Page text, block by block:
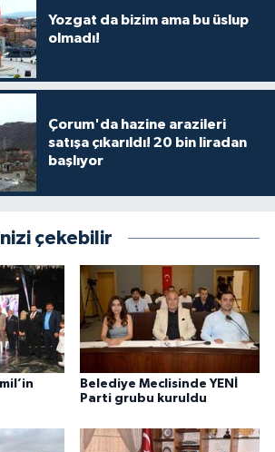
Yozgat da bizim ama bu üslup
olmadı!
Çorum'da hazine arazileri
satışa çıkarıldı! 20 bin liradan
başlıyor
çekebilir
Belediye Meclisinde YENİ
Parti grubu kuruldu